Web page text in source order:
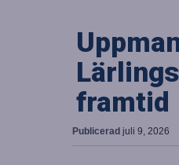
framtid
Publicerad juli 9, 2026